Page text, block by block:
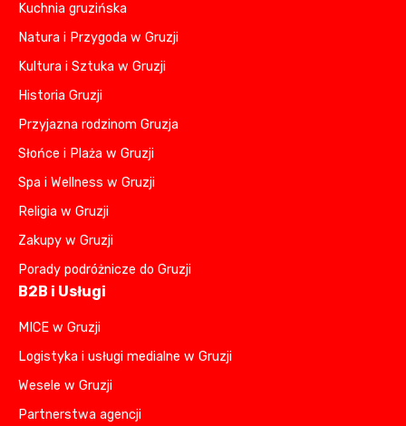
Kuchnia gruzińska
Natura i Przygoda w Gruzji
Kultura i Sztuka w Gruzji
Historia Gruzji
Przyjazna rodzinom Gruzja
Słońce i Plaża w Gruzji
Spa i Wellness w Gruzji
Religia w Gruzji
Zakupy w Gruzji
Porady podróżnicze do Gruzji
B2B i Usługi
MICE w Gruzji
Logistyka i usługi medialne w Gruzji
Wesele w Gruzji
Partnerstwa agencji